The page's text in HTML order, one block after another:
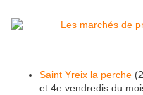
Saint Yreix la perche
et 4e vendredis du